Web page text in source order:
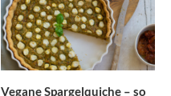
Vegane Spargelquiche – so